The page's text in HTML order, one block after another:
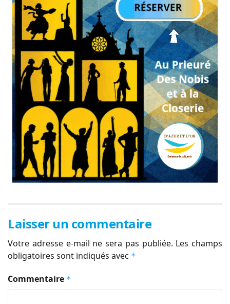
Laisser un commentaire
Votre adresse e-mail ne sera pas publiée. Les champs
obligatoires sont indiqués avec *
Commentaire *